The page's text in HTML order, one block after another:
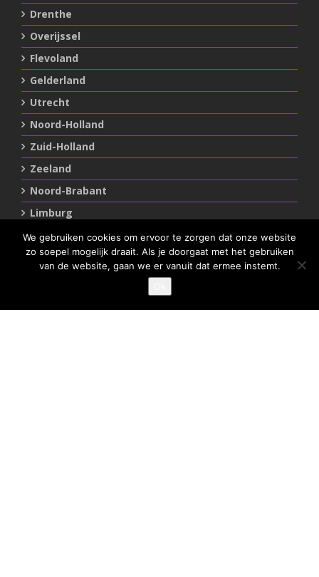
Drenthe
Overijssel
Flevoland
Gelderland
Utrecht
Noord-Holland
Zuid-Holland
Zeeland
Noord-Brabant
Limburg
Statements
We gebruiken cookies om ervoor te zorgen dat onze website
zo soepel mogelijk draait. Als je doorgaat met het gebruiken
van de website, gaan we er vanuit dat ermee instemt.